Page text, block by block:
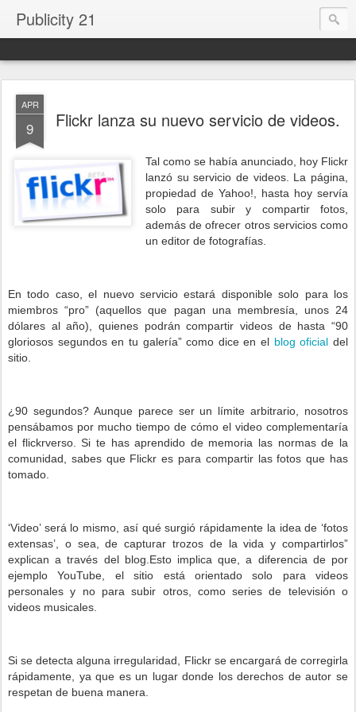
Publicity 21
APR
9 Flickr lanza su nuevo servicio de videos.
Tal como se había anunciado, hoy Flickr
lanzó su servicio de videos. La página,
propiedad de Yahoo!, hasta hoy servía
solo para subir y compartir fotos,
además de ofrecer otros servicios como
un editor de fotografías.
En todo caso, el nuevo servicio estará disponible solo para los
miembros “pro” (aquellos que pagan una membresía, unos 24
dólares al año), quienes podrán compartir videos de hasta “90
gloriosos segundos en tu galería” como dice en el blog oficialdel
sitio.
¿90 segundos? Aunque parece ser un límite arbitrario, nosotros
pensábamos por mucho tiempo de cómo el video complementaría
el flickrverso. Si te has aprendido de memoria las normas de la
comunidad, sabes que Flickr es para compartir las fotos que has
tomado.
‘Video’ será lo mismo, así qué surgió rápidamente la idea de ‘fotos
extensas’, o sea, de capturar trozos de la vida y compartirlos”
explican a través del blog.Esto implica que, a diferencia de por
ejemplo YouTube, el sitio está orientado solo para videos
personales y no para subir otros, como series de televisión o
videos musicales.
Si se detecta alguna irregularidad, Flickr se encargará de corregirla
rápidamente, ya que es un lugar donde los derechos de autor se
respetan de buena manera.